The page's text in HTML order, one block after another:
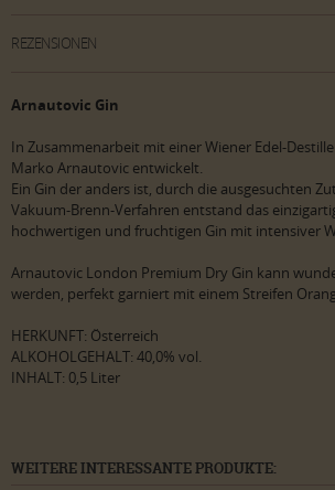
REZENSIONEN
Arnautovic Gin
In Zusammenarbeit mit einer Wiener Edel-
Marko Arnautovic entwickelt.
Ein Gin der anders ist, durch die ausgesuchten
Vakuum-Brenn-Verfahren entstand das
hochwertigen und fruchtigen Gin mit intensiver
Arnautovic London Premium Dry Gin kann
werden, perfekt garniert mit einem Streifen
HERKUNFT: Österreich
ALKOHOLGEHALT: 40,0% vol.
INHALT: 0,5 Liter
WEITERE INTERESSANTE PRODUKTE: